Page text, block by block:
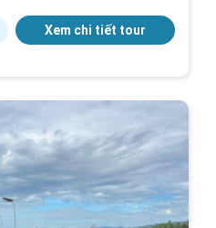
Xem chi tiết tour